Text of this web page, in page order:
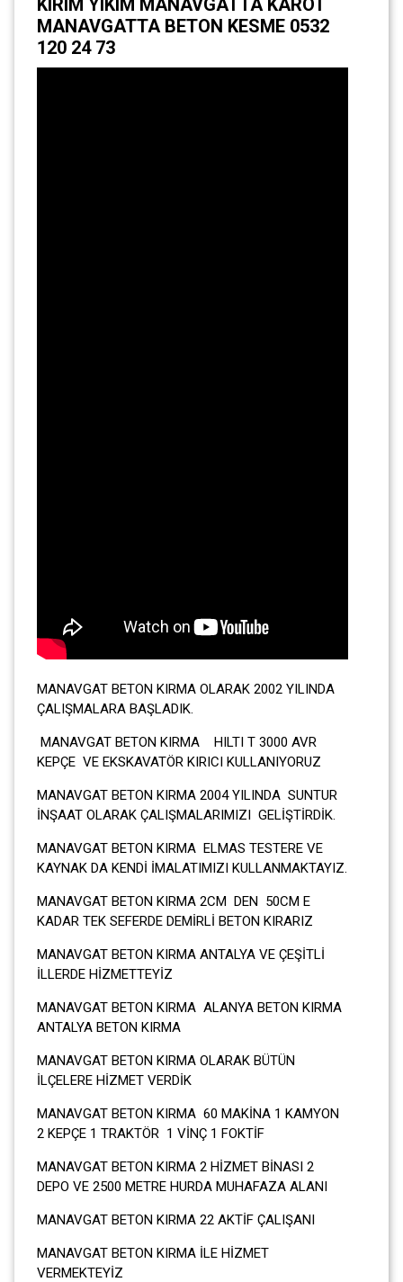
MANAVGATTA BETON KESME 0532
120 24 73
MANAVGAT BETON KIRMA OLARAK 2002 YILINDA
ÇALIŞMALARA BAŞLADIK.
MANAVGAT BETON KIRMA HILTI T 3000 AVR
KEPÇE VE EKSKAVATÖR KIRICI KULLANIYORUZ
MANAVGAT BETON KIRMA 2004 YILINDA SUNTUR
İNŞAAT OLARAK ÇALIŞMALARIMIZI GELİŞTİRDİK.
MANAVGAT BETON KIRMA ELMAS TESTERE VE
KAYNAK DA KENDİ İMALATIMIZI KULLANMAKTAYIZ.
MANAVGAT BETON KIRMA 2CM DEN 50CM E
KADAR TEK SEFERDE DEMİRLİ BETON KIRARIZ
MANAVGAT BETON KIRMA ANTALYA VE ÇEŞİTLİ
İLLERDE HİZMETTEYİZ
MANAVGAT BETON KIRMA ALANYA BETON KIRMA
ANTALYA BETON KIRMA
MANAVGAT BETON KIRMA OLARAK BÜTÜN
İLÇELERE HİZMET VERDİK
MANAVGAT BETON KIRMA 60 MAKİNA 1 KAMYON
2 KEPÇE 1 TRAKTÖR 1 VİNÇ 1 FOKTİF
MANAVGAT BETON KIRMA 2 HİZMET BİNASI 2
DEPO VE 2500 METRE HURDA MUHAFAZA ALANI
MANAVGAT BETON KIRMA 22 AKTİF ÇALIŞANI
MANAVGAT BETON KIRMA İLE HİZMET
VERMEKTEYİZ